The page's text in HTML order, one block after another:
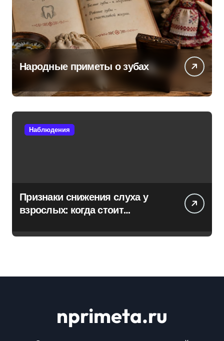
Народные приметы о зубах
Наблюдения
Признаки снижения слуха у
взрослых: когда стоит
nprimeta.ru